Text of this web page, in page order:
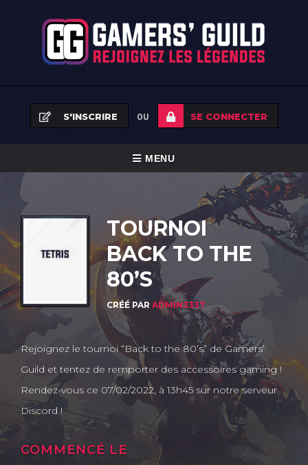
S'INSCRIRE OU SE CONNECTER
BASCULER
NAVIGATION
MENU
TOURNOIS
NEWS
À PROPOS
CONTACT
TOURNOI
BACK TO THE
80’S
CRÉÉ PAR ADMIN3337
Rejoignez le tournoi “Back to the 80’s” de Gamers’
Guild et tentez de remporter des accessoires gaming !
Rendez-vous ce 07/02/2022, à 13h45 sur notre serveur
Discord !
COMMENCÉ LE